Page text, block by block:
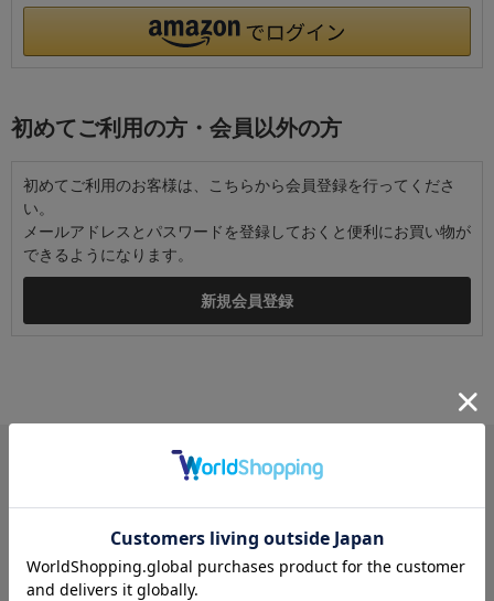
初めてご利用の方・会員以外の方
初めてご利用のお客様は、こちらから会員登録を行ってくださ
い。
メールアドレスとパスワードを登録しておくと便利にお買い物が
できるようになります。